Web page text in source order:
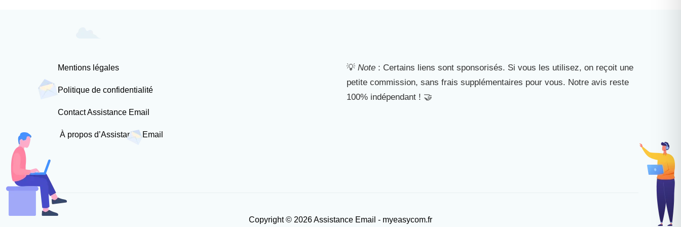
Mentions légales
Politique de confidentialité
Contact Assistance Email
À propos d’Assistance Email
💡 Note : Certains liens sont sponsorisés. Si vous les utilisez, on reçoit une
petite commission, sans frais supplémentaires pour vous. Notre avis reste
100% indépendant ! 🤝
Copyright © 2026 Assistance Email - myeasycom.fr